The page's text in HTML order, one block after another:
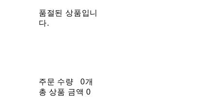
품절된 상품입니
다.
주문 수량
0개
총 상품 금액 0